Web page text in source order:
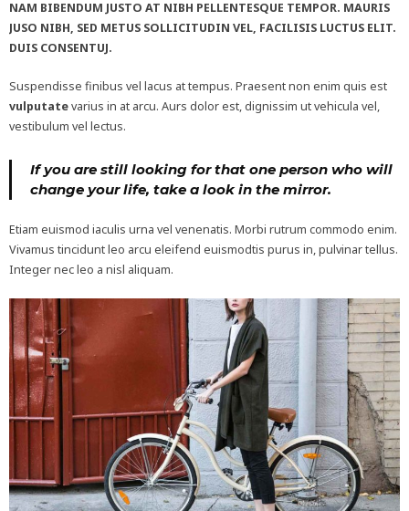
NAM BIBENDUM JUSTO AT NIBH PELLENTESQUE TEMPOR. MAURIS
JUSO NIBH, SED METUS SOLLICITUDIN VEL, FACILISIS LUCTUS ELIT.
DUIS CONSENTUJ.
Suspendisse finibus vel lacus at tempus. Praesent non enim quis est
vulputatevarius in at arcu. Aurs dolor est, dignissim ut vehicula vel,
vestibulum vel lectus.
If you are still looking for that one person who will
change your life, take a look in the mirror.
Etiam euismod iaculis urna vel venenatis. Morbi rutrum commodo enim.
Vivamus tincidunt leo arcu eleifend euismodtis purus in, pulvinar tellus.
Integer nec leo a nisl aliquam.